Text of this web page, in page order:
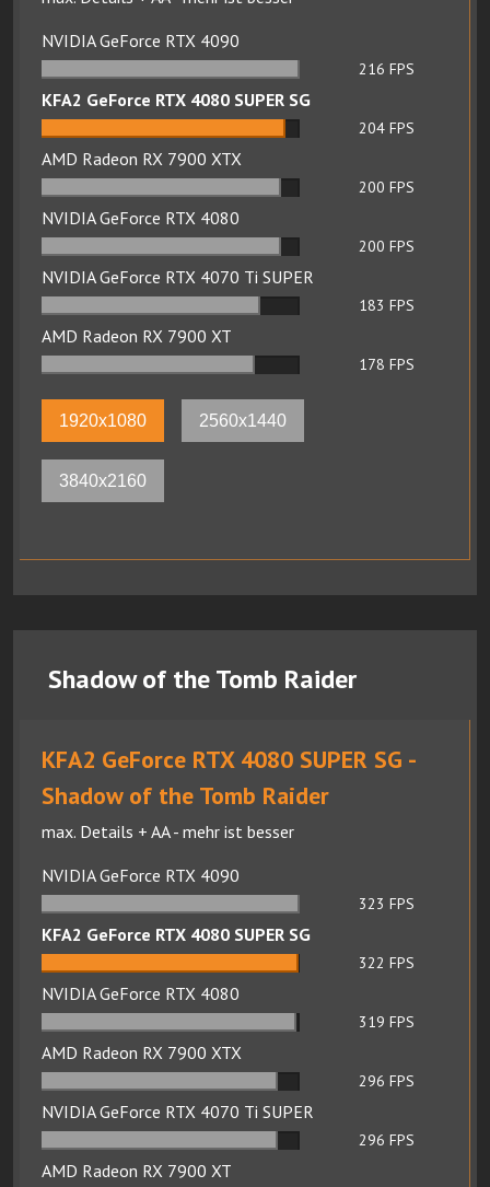
NVIDIA GeForce RTX 4090
216 FPS
KFA2 GeForce RTX 4080 SUPER SG
204 FPS
AMD Radeon RX 7900 XTX
200 FPS
NVIDIA GeForce RTX 4080
200 FPS
NVIDIA GeForce RTX 4070 Ti SUPER
183 FPS
AMD Radeon RX 7900 XT
178 FPS
1920x1080 2560x1440
3840x2160
Shadow of the Tomb Raider
KFA2 GeForce RTX 4080 SUPER SG -
Shadow of the Tomb Raider
max. Details + AA - mehr ist besser
NVIDIA GeForce RTX 4090
323 FPS
KFA2 GeForce RTX 4080 SUPER SG
322 FPS
NVIDIA GeForce RTX 4080
319 FPS
AMD Radeon RX 7900 XTX
296 FPS
NVIDIA GeForce RTX 4070 Ti SUPER
296 FPS
AMD Radeon RX 7900 XT